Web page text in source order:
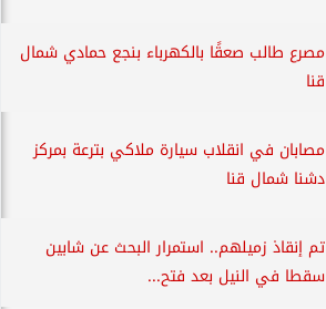
مصرع طالب صعقًا بالكهرباء بنجع حمادي شمال
قنا
مصابان في انقلاب سيارة ملاكي بترعة بمركز
دشنا شمال قنا
تم إنقاذ زميلهم.. استمرار البحث عن شابين
سقطا في النيل بعد فتح...